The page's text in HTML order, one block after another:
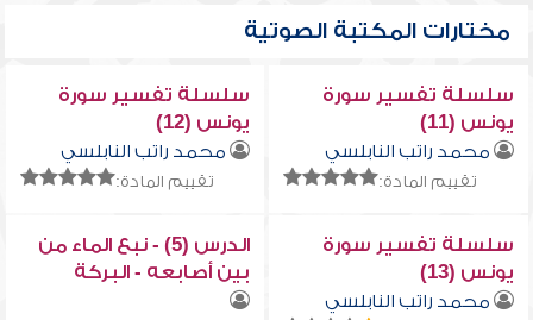
مختارات المكتبة الصوتية
سلسلة تفسير سورة
يونس (11)
محمد راتب النابلسي
تقييم المادة:
سلسلة تفسير سورة
يونس (12)
محمد راتب النابلسي
تقييم المادة:
سلسلة تفسير سورة
يونس (13)
محمد راتب النابلسي
الدرس (5) - نبع الماء من
بين أصابعه - البركة
العجيبة فى اللبن